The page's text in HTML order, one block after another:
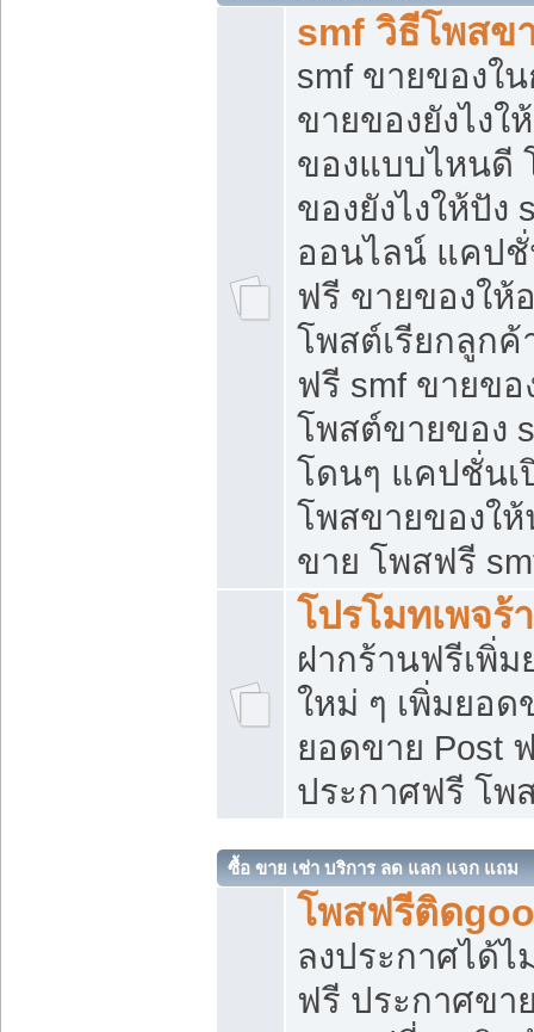
smf วิธีโพสข
smf ขายของใ
ขายของยังไง
ของแบบไหนดี
ของยังไงให้ปั
ออนไลน์ แคป
ฟรี ขายของให้
โพสต์เรียกลูกค้
ฟรี smf ขายขอ
โพสต์ขายของ
โดนๆ แคปชั่นเ
โพสขายของใ
ขาย โพสฟรี
โปรโมทเพจร้
ฝากร้านฟรีเพิ่
ใหม่ ๆ เพิ่มยอด
ยอดขาย Post
ประกาศฟรี โพ
ซื้อ ขาย เช่า บริการ ลด แลก แจก แถม
โพสฟรีติด
ลงประกาศได้
ฟรี ประกาศข